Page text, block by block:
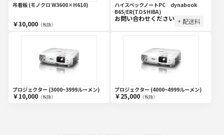
吊看板 (モノクロ W3600×H610)
￥30,000（税抜）
ハイスペックノートPC dynabook
B65/ER(TOSHIBA)
お問い合わせください + 配送料
プロジェクター (3000~3999ルーメン)
￥10,000（税抜）
プロジェクター (4000~4999ルーメン)
￥25,000（税抜）